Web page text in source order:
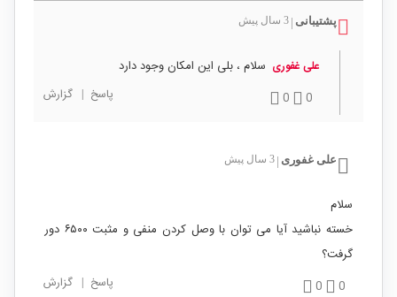
پشتیبانی | 3 سال پیش
علی غفوری سلام ، بلی این امکان وجود دارد
0
0 پاسخ | گزارش
علی غفوری | 3 سال پیش
سلام
خسته نباشید آیا می توان با وصل کردن منفی و مثبت ۶۵۰۰ دور
گرفت؟
0
0 پاسخ | گزارش